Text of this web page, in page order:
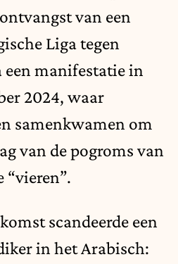
van een
Liga tegen
manifestatie in
2024, waar
samenkwamen om
van de pogroms van
“vieren”.
scandeerde een
in het Arabisch: